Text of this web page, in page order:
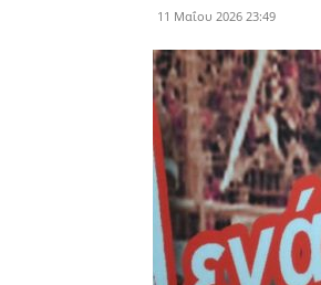
11 Μαΐου 2026 23:49